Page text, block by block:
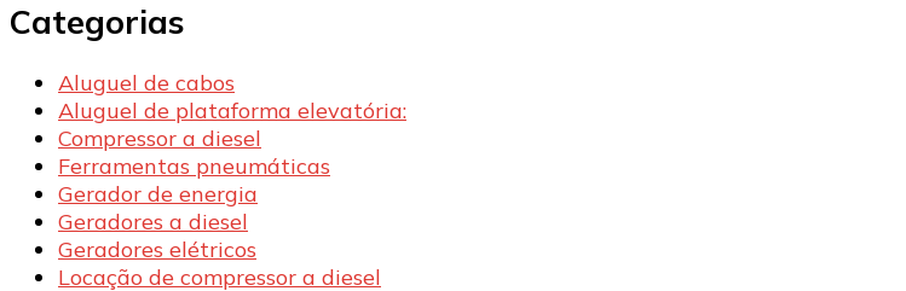
Categorias
Aluguel de cabos
Aluguel de plataforma elevatória:
Compressor a diesel
Ferramentas pneumáticas
Gerador de energia
Geradores a diesel
Geradores elétricos
Locação de compressor a diesel